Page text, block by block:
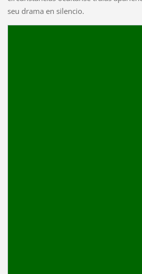
seu drama en silencio.